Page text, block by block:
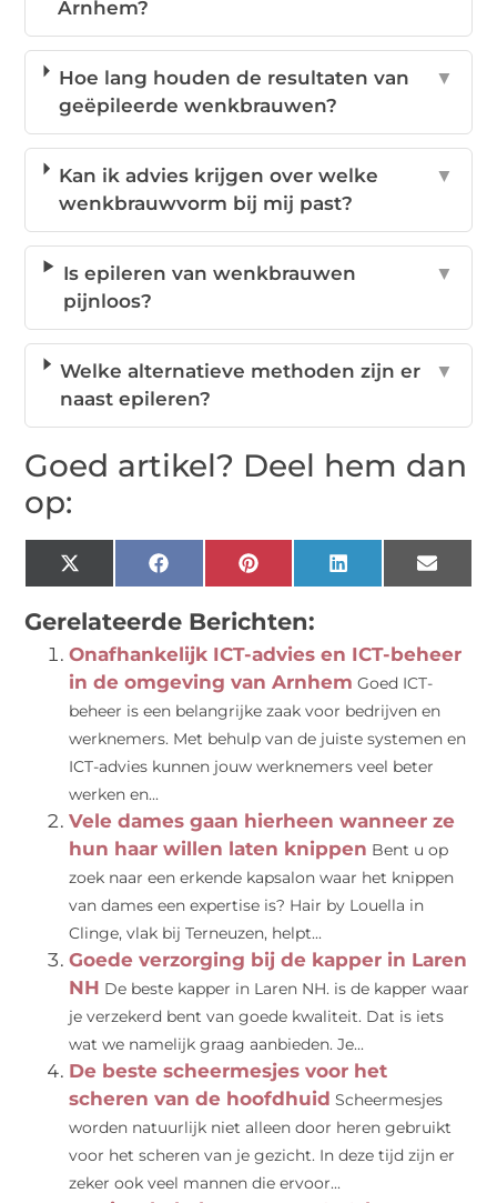
Arnhem?
Hoe lang houden de resultaten van
geëpileerde wenkbrauwen?
▼
Kan ik advies krijgen over welke
wenkbrauwvorm bij mij past?
▼
Is epileren van wenkbrauwen
pijnloos?
▼
Welke alternatieve methoden zijn er
naast epileren?
▼
Goed artikel? Deel hem dan
op:
X
(Twitter)
FacebookPinterestLinkedIn Email
Gerelateerde Berichten:
Onafhankelijk ICT-advies en ICT-beheer
in de omgeving van Arnhem Goed ICT-
beheer is een belangrijke zaak voor bedrijven en
werknemers. Met behulp van de juiste systemen en
ICT-advies kunnen jouw werknemers veel beter
werken en...
Vele dames gaan hierheen wanneer ze
hun haar willen laten knippen Bent u op
zoek naar een erkende kapsalon waar het knippen
van dames een expertise is? Hair by Louella in
Clinge, vlak bij Terneuzen, helpt...
Goede verzorging bij de kapper in Laren
NH De beste kapper in Laren NH. is de kapper waar
je verzekerd bent van goede kwaliteit. Dat is iets
wat we namelijk graag aanbieden. Je...
De beste scheermesjes voor het
scheren van de hoofdhuid Scheermesjes
worden natuurlijk niet alleen door heren gebruikt
voor het scheren van je gezicht. In deze tijd zijn er
zeker ook veel mannen die ervoor...